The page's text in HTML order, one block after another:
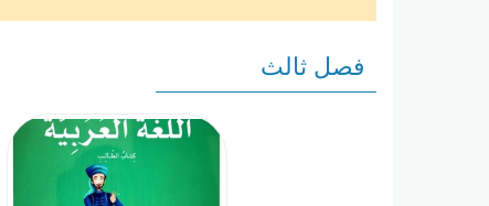
فصل ثالث